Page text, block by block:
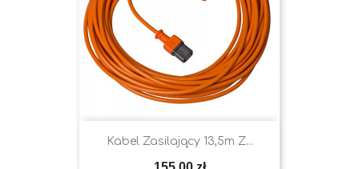
Kabel Zasilający 13,5m Z...